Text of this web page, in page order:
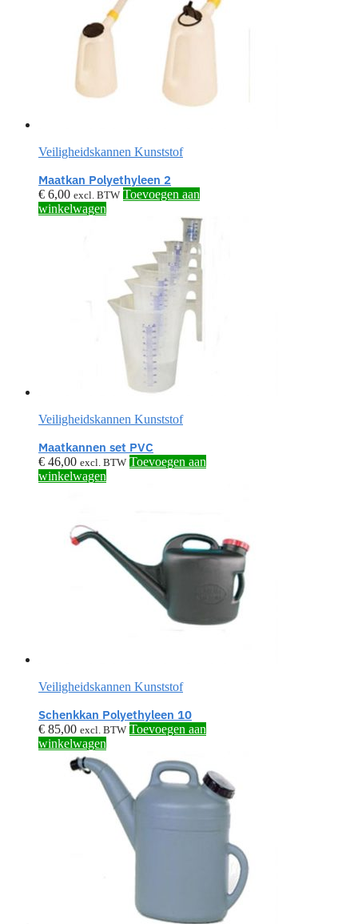
Veiligheidskannen Kunststof
Maatkan Polyethyleen 2
€ 6,00 excl. BTW Toevoegen aan
winkelwagen
Veiligheidskannen Kunststof
Maatkannen set PVC
€ 46,00 excl. BTW Toevoegen aan
winkelwagen
Veiligheidskannen Kunststof
Schenkkan Polyethyleen 10
€ 85,00 excl. BTW Toevoegen aan
winkelwagen